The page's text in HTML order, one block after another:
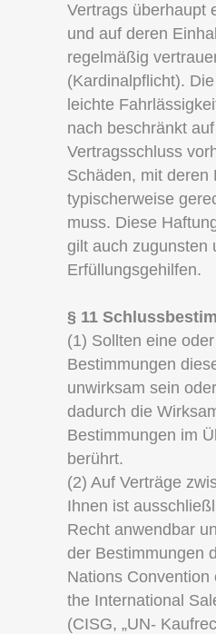
Vertrags überhaupt
und auf deren
regelmäßig
(Kardinalpflicht).
leichte
nach beschränkt
Vertragsschluss
Schäden, mit deren
typischerweise
muss. Diese
gilt auch zugunsten
Erfüllungsgehilfen.
§ 11
(1) Sollten eine
Bestimmungen
unwirksam sein
dadurch die
Bestimmungen im
berührt.
(2) Auf Verträge
Ihnen ist
Recht anwendbar
der Bestimmungen
Nations Convention
the International
(CISG, „UN-